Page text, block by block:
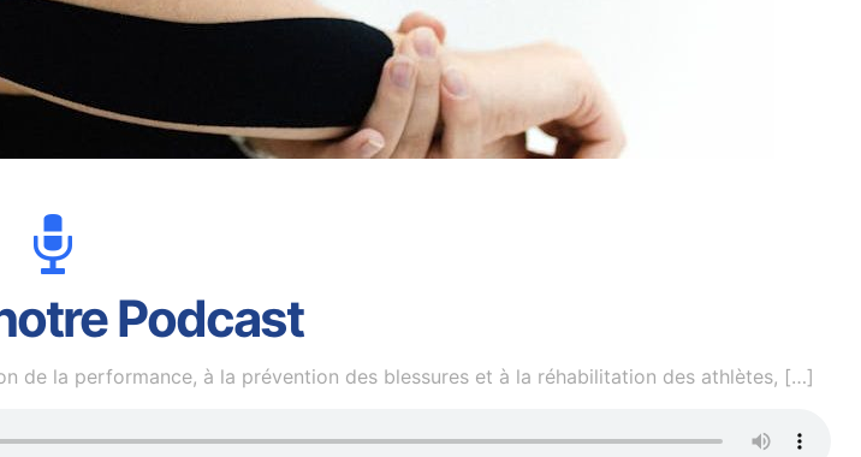
Podcast
de la performance, à la prévention des blessures et à la réhabilitation des athlètes, […]